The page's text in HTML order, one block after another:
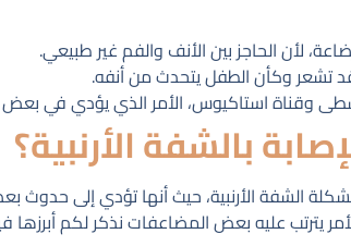
لأن الحاجز بين الأنف والفم غير طبيعي.
تشعر وكأن الطفل يتحدث من أنفه.
وقناة استاكيوس، الأمر الذي يؤدي في بعض
بالشفة الأرنبية؟
الشفة الأرنبية، حيث أنها تؤدي إلى
يترتب عليه بعض المضاعفات نذكر لكم أبرزها